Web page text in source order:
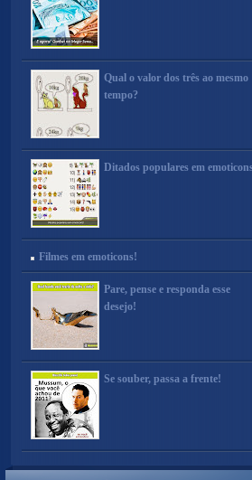
Qual o valor dos três ao mesmo
tempo?
Ditados populares em
Filmes em emoticons!
Pare, pense e responda esse
desejo!
Se souber, passa a frente!